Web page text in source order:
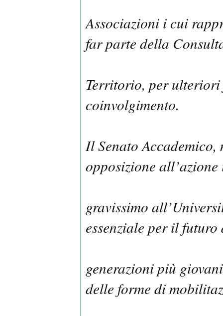
Associazioni i cui
far parte della
Territorio, per ulteriori
coinvolgimento.
Il Senato
opposizione
gravissimo
essenziale per il futuro
generazioni più
delle forme di